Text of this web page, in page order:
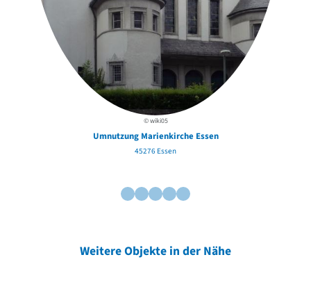
© wiki05
Umnutzung Marienkirche Essen
45276 Essen
Weitere Objekte in der Nähe